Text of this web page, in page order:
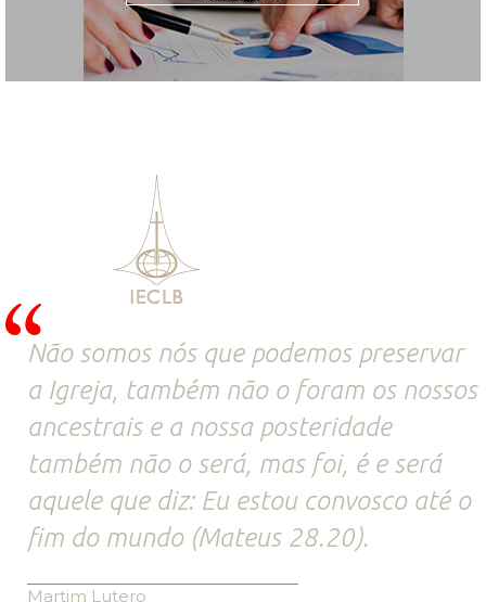
Não somos nós que podemos preservar
a Igreja, também não o foram os nossos
ancestrais e a nossa posteridade
também não o será, mas foi, é e será
aquele que diz: Eu estou convosco até o
fim do mundo (Mateus 28.20).
Martim Lutero